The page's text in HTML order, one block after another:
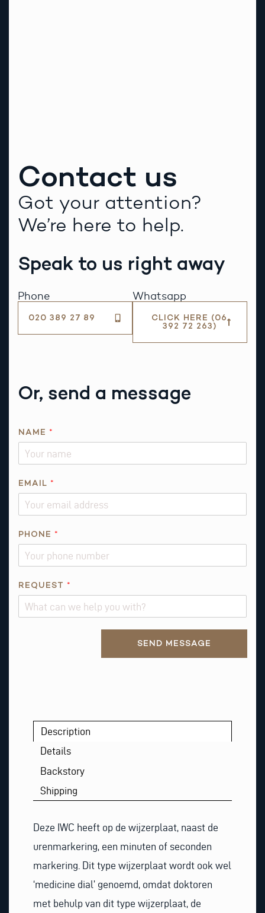
Contact us
Got your attention?
We’re here to help.
Speak to us right away
Phone
020 389 27 89
Whatsapp
CLICK HERE (06
392 72 263)
Or, send a message
P
N
NAME *
EMAIL *
PHONE *
REQUEST *
SEND MESSAGE
Description
Details
Backstory
Shipping
Deze IWC heeft op de wijzerplaat, naast de
urenmarkering, een minuten of seconden
markering. Dit type wijzerplaat wordt ook wel
‘medicine dial’ genoemd, omdat doktoren
met behulp van dit type wijzerplaat, de